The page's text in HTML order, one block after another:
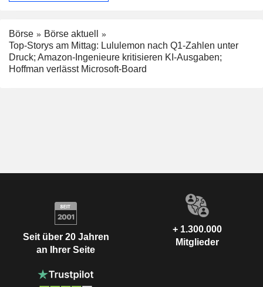
Börse
Börse aktuell
Top-Storys am Mittag: Lululemon nach Q1-Zahlen unter
Druck; Amazon-Ingenieure kritisieren KI-Ausgaben;
Hoffman verlässt Microsoft-Board
Seit über 20 Jahren
an Ihrer Seite
+ 1.300.000
Mitglieder